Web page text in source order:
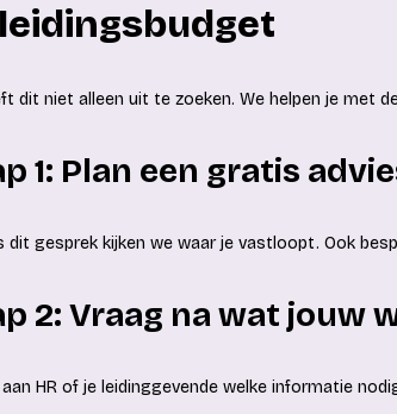
dit niet alleen uit te zoeken. We helpen je met
1: Plan een gratis
dit gesprek kijken we waar je vastloopt. Ook
2: Vraag na wat jouw
HR of je leidinggevende welke informatie